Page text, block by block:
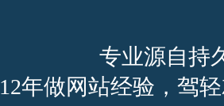
专业源自持
12年做网站经验，驾